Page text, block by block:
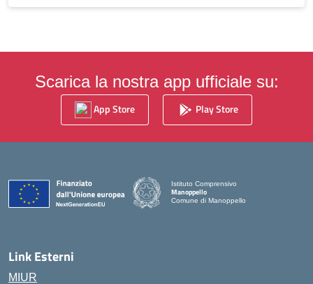
Scarica la nostra app ufficiale su:
App Store Play Store
Istituto Comprensivo
Manoppello
Comune di Manoppello
Link Esterni
MIUR